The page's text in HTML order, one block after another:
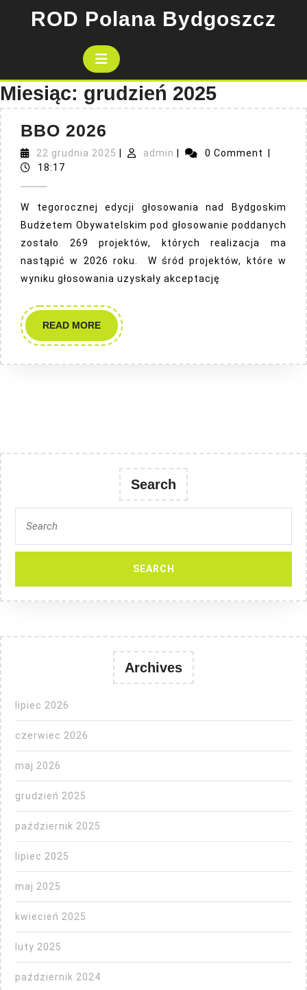
ROD Polana Bydgoszcz
Open
Button
Miesiąc: grudzień 2025
BBO 2026
2026
22 grudnia 2025 22
admin admin 0 Comment
18:17
W tegorocznej edycji głosowania nad Bydgoskim
Budżetem Obywatelskim pod głosowanie poddanych
zostało 269 projektów, których realizacja ma
nastąpić w 2026 roku. W śród projektów, które w
wyniku głosowania uzyskały akceptację
READ MOREREAD
MORE
Search
for:
Archives
lipiec 2026
czerwiec 2026
maj 2026
grudzień 2025
październik 2025
lipiec 2025
maj 2025
kwiecień 2025
luty 2025
październik 2024